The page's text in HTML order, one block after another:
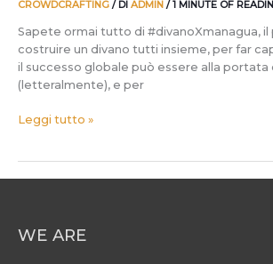
CROWDCRAFTING / DI ADMIN /1 MINUTE OF
Sapete ormai tutto di #divanoXmanagua,
costruire un divano tutti insieme, per far
il successo globale può essere alla portata
(letteralmente), e per
Leggi tutto »
WE ARE